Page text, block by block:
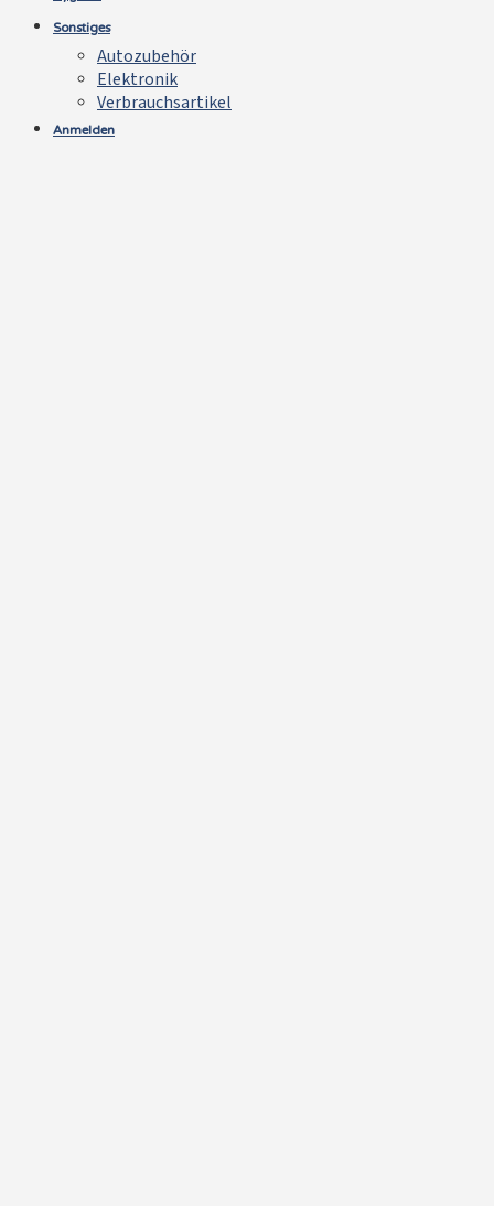
Sonstiges
Autozubehör
Elektronik
Verbrauchsartikel
Anmelden